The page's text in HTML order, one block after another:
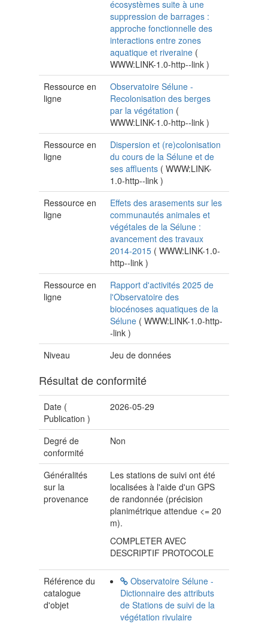
écosystèmes suite à une
suppression de barrages :
approche fonctionnelle des
interactions entre zones
aquatique et riveraine (
WWW:LINK-1.0-http--link)
Ressource en
ligne
Observatoire Sélune -
Recolonisation des berges
par la végétation (
WWW:LINK-1.0-http--link)
Ressource en
ligne
Dispersion et (re)colonisation
du cours de la Sélune et de
ses affluents (WWW:LINK-
1.0-http--link)
Ressource en
ligne
Effets des arasements sur les
communautés animales et
végétales de la Sélune :
avancement des travaux
2014-2015 (WWW:LINK-1.0-
http--link)
Ressource en
ligne
Rapport d'activités 2025 de
l'Observatoire des
biocénoses aquatiques de la
Sélune (WWW:LINK-1.0-http-
-link)
Niveau
Jeu de données
Résultat de conformité
Date (
Publication )
2026-05-29
Degré de
conformité
Non
Généralités
sur la
provenance
Les stations de suivi ont été
localisées à l'aide d'un GPS
de randonnée (précision
planimétrique attendue <= 20
m).
COMPLETER AVEC
DESCRIPTIF PROTOCOLE
Référence du
catalogue
d'objet
Observatoire Sélune -
Dictionnaire des attributs
de Stations de suivi de la
végétation rivulaire